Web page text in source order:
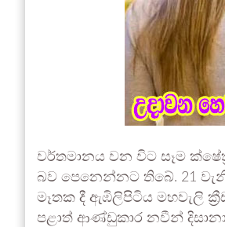
වර්තමානය වන විට සෑම
බව පෙනෙන්නට තිබේ. 21
මෑතක දී ඇඹිලිපිටිය මහවැලි
පළාත් ආණ්ඩුකාර නවීන්